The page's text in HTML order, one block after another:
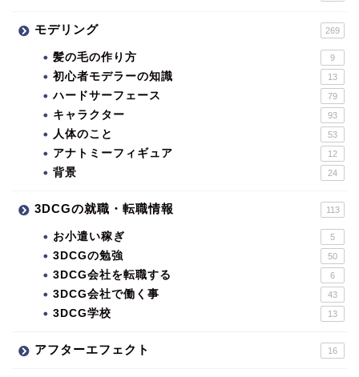
モデリング 269
髪の毛の作り方 9
初心者モデラーの知識 13
ハードサーフェース 79
キャラクター 93
人体のこと 53
アナトミーフィギュア 12
背景 24
3DCGの就職・転職情報 113
お小遣い稼ぎ 5
3DCGの勉強 50
3DCG会社を転職する 6
3DCG会社で働く事 43
3DCG学校 13
アフターエフェクト 16